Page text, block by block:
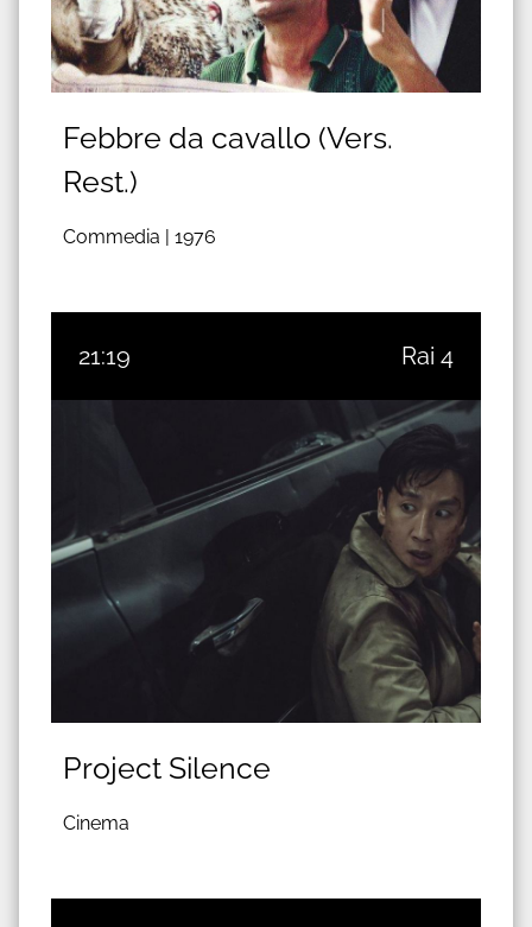
Febbre da cavallo (Vers.
Rest.)
Commedia | 1976
21:19 Rai 4
Project Silence
Cinema